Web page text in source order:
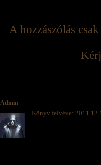
A hozzászólás
Admin
Könyv felvéve: